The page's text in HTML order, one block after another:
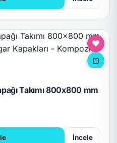
Takımı 800x800 mm
İncele